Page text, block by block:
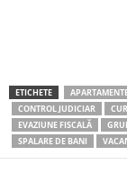
ETICHETE
CONTROL JUDICIAR
EVAZIUNE FISCALĂ
SPALARE DE BANI